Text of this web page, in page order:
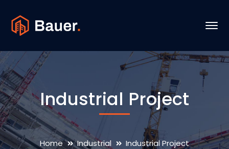
Industrial Project
Home Industrial Industrial Project